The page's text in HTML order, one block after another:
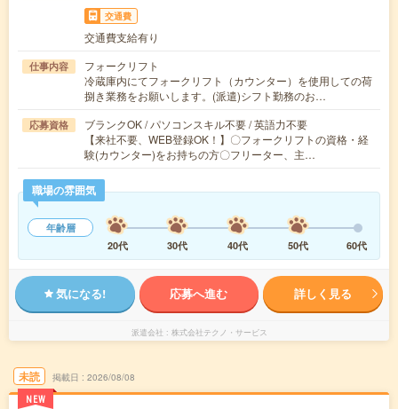
交通費
交通費支給有り
仕事内容
フォークリフト
冷蔵庫内にてフォークリフト（カウンター）を使用しての荷
捌き業務をお願いします。(派遣)シフト勤務のお…
応募資格
ブランクOK / パソコンスキル不要 / 英語力不要
【来社不要、WEB登録OK！】〇フォークリフトの資格・経
験(カウンター)をお持ちの方〇フリーター、主…
職場の雰囲気
年齢層
20代
30代 40代 50代 60代
気になる! 応募へ進む 詳しく見る
派遣会社 株式会社テクノ・サービス
未読
NEW
掲載日 2026/08/08